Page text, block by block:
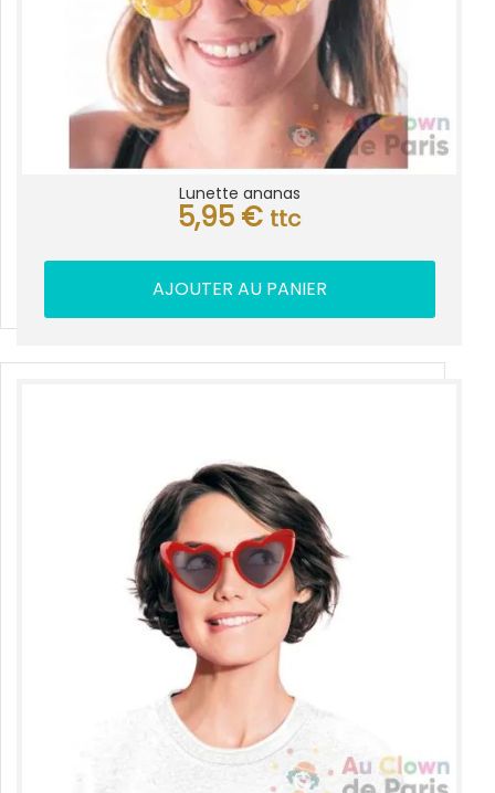
Lunette ananas
5,95 € ttc
AJOUTER AU PANIER